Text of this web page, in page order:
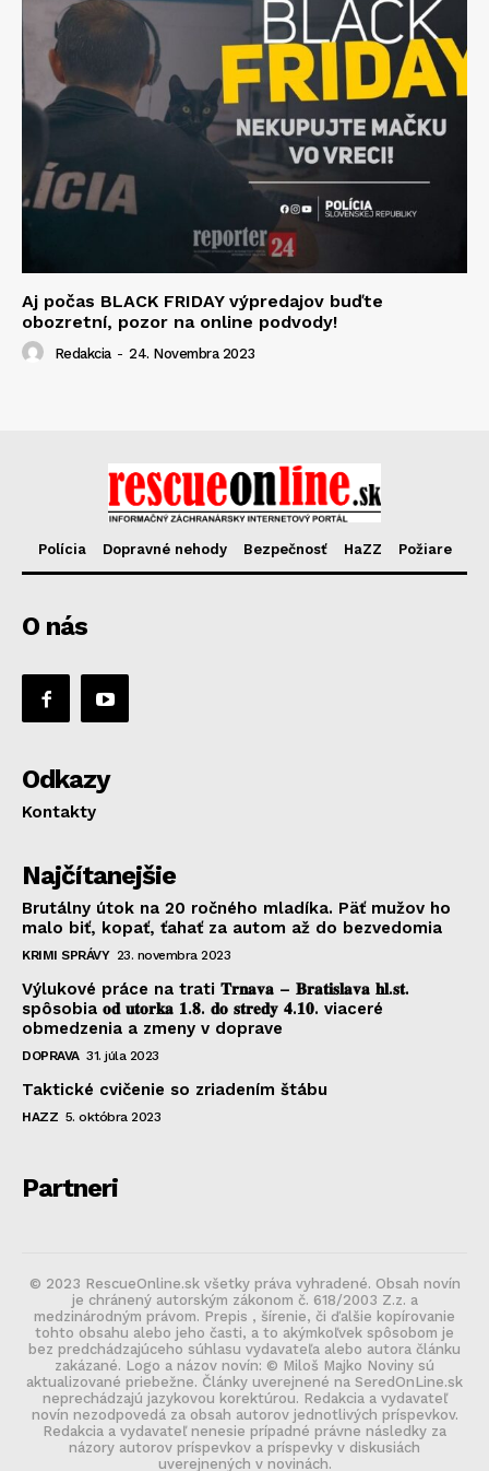
Aj počas BLACK FRIDAY výpredajov buďte
obozretní, pozor na online podvody!
Redakcia - 24. Novembra 2023
Polícia Dopravné nehody Bezpečnosť HaZZ Požiare
O nás
Odkazy
Kontakty
Najčítanejšie
Brutálny útok na 20 ročného mladíka. Päť mužov ho
malo biť, kopať, ťahať za autom až do bezvedomia
KRIMI SPRÁVY 23. novembra 2023
Výlukové práce na trati 𝐓𝐫𝐧𝐚𝐯𝐚 – 𝐁𝐫𝐚𝐭𝐢𝐬𝐥𝐚𝐯𝐚 𝐡𝐥.𝐬𝐭.
spôsobia 𝐨𝐝 𝐮𝐭𝐨𝐫𝐤𝐚 𝟏.𝟖. 𝐝𝐨 𝐬𝐭𝐫𝐞𝐝𝐲 𝟒.𝟏𝟎. viaceré
obmedzenia a zmeny v doprave
DOPRAVA 31. júla 2023
Taktické cvičenie so zriadením štábu
HAZZ 5. októbra 2023
Partneri
© 2023 RescueOnline.sk všetky práva vyhradené. Obsah novín
je chránený autorským zákonom č. 618/2003 Z.z. a
medzinárodným právom. Prepis , šírenie, či ďalšie kopírovanie
tohto obsahu alebo jeho časti, a to akýmkoľvek spôsobom je
bez predchádzajúceho súhlasu vydavateľa alebo autora článku
zakázané. Logo a názov novín: © Miloš Majko Noviny sú
aktualizované priebežne. Články uverejnené na SeredOnLine.sk
neprechádzajú jazykovou korektúrou. Redakcia a vydavateľ
novín nezodpovedá za obsah autorov jednotlivých príspevkov.
Redakcia a vydavateľ nenesie prípadné právne následky za
názory autorov príspevkov a príspevky v diskusiách
uverejnených v novinách.